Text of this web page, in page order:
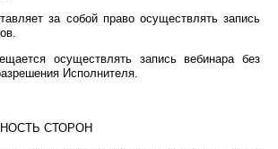
за собой право осуществлять запись
осуществлять запись вебинара без
Исполнителя.
СТОРОН